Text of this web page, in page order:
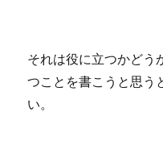
それは役に立つかどう
つことを書こうと思う
い。